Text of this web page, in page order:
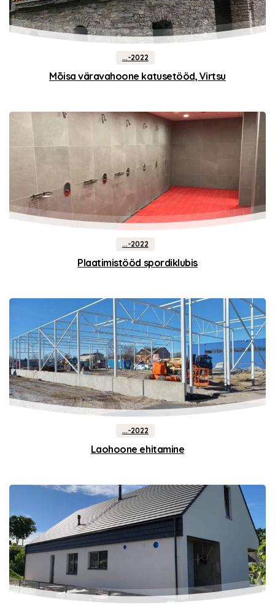
...-2022
Mõisa väravahoone katusetööd, Virtsu
...-2022
Plaatimistööd spordiklubis
...-2022
Laohoone ehitamine